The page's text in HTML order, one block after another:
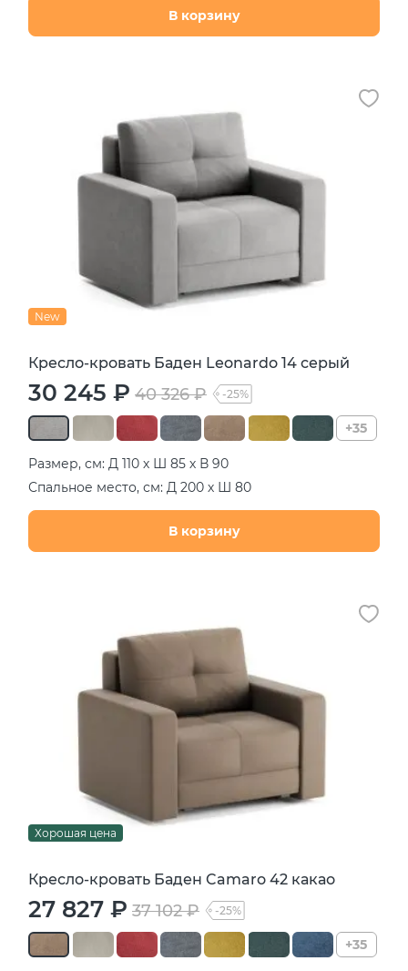
В корзину
New
Кресло-кровать Баден Leonardo 14 серый
30 245 ₽ 40 326 ₽ -25%
+35
Размер, см: Д 110 х Ш 85 х В 90
Спальное место, см: Д 200 х Ш 80
В корзину
Хорошая цена
Кресло-кровать Баден Camaro 42 какао
27 827 ₽ 37 102 ₽ -25%
+35